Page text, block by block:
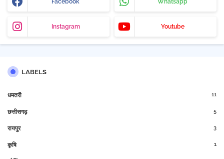
Facebook Whatsapp
Instagram Youtube
LABELS
धमतरी 11
छत्तीसगढ़ 5
रायपुर 3
कृषि 1